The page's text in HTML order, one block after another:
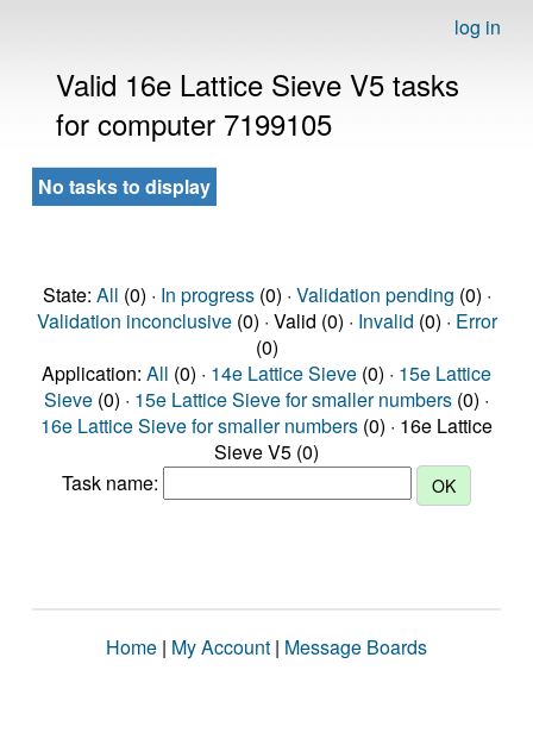
log in
Valid 16e Lattice Sieve V5 tasks
for computer 7199105
No tasks to display
State: All (0) · In progress(0) · Validation pending (0) ·
Validation inconclusive(0) · Valid (0) · Invalid (0) · Error
(0)
Application: All (0) · 14e Lattice Sieve (0) · 15e Lattice
Sieve (0) · 15e Lattice Sieve for smaller numbers (0) ·
16e Lattice Sieve for smaller numbers (0) · 16e Lattice
Sieve V5 (0)
Task name:
Home | My Account | Message Boards